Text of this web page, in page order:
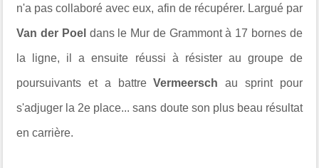
n'a pas collaboré avec eux, afin de récupérer. Largué par
Van der Poel dans le Mur de Grammont à 17 bornes de
la ligne, il a ensuite réussi à résister au groupe de
poursuivants et a battreVermeerschau sprint pour
s'adjuger la 2e place... sans doute son plus beau résultat
en carrière.